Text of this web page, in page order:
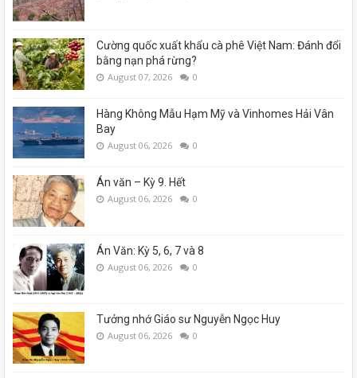
Cường quốc xuất khẩu cà phê Việt Nam: Đánh đổi
bằng nạn phá rừng?
August 07, 2026 0
Hàng Không Mẫu Hạm Mỹ và Vinhomes Hải Vân
Bay
August 06, 2026 0
Án văn – Kỳ 9. Hết
August 06, 2026 0
Án Văn: Kỳ 5, 6, 7 và 8
August 06, 2026 0
Tưởng nhớ Giáo sư Nguyễn Ngọc Huy
August 06, 2026 0